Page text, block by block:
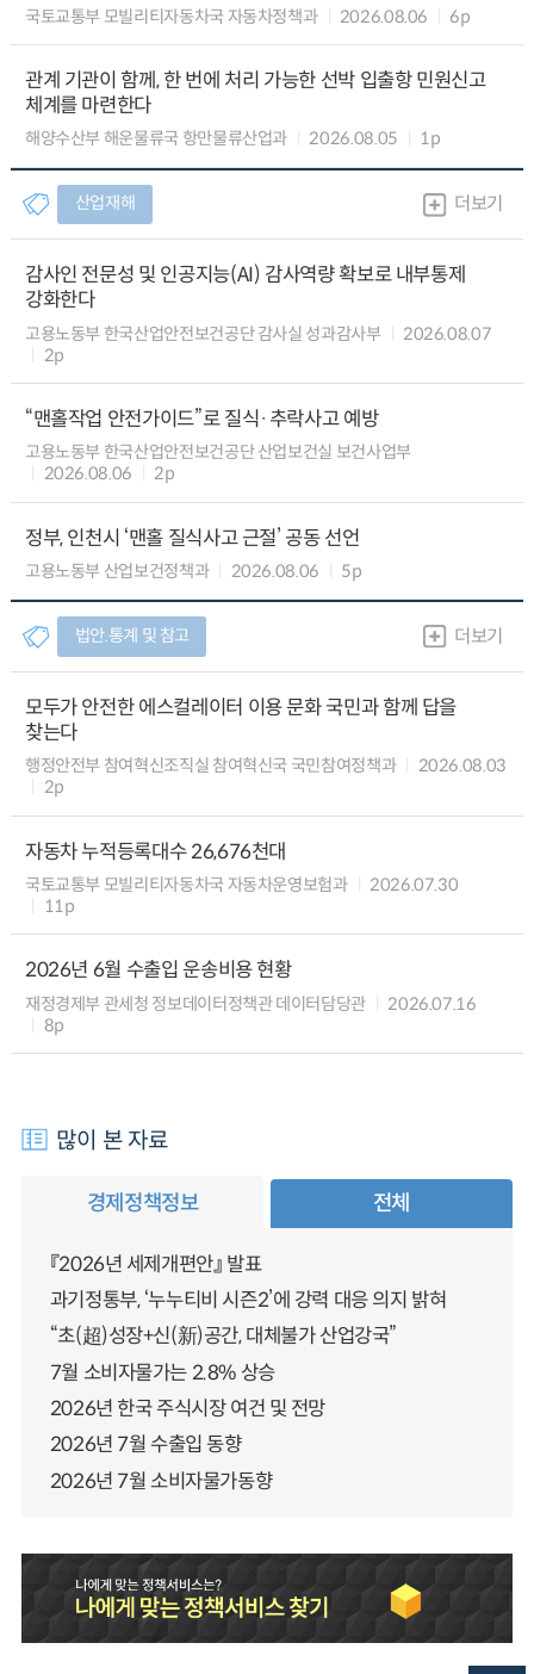
국토교통부 모빌리티자동차국 자동차정책과 2026.08.06 6p
관계 기관이 함께, 한 번에 처리 가능한 선박 입출항 민원신고
체계를 마련한다
해양수산부 해운물류국 항만물류산업과 2026.08.05 1p
산업재해 더보기
감사인 전문성 및 인공지능(AI) 감사역량 확보로 내부통제
강화한다
고용노동부 한국산업안전보건공단 감사실 성과감사부
2026.08.07
2p
“맨홀작업 안전가이드”로 질식·추락사고 예방
고용노동부 한국산업안전보건공단 산업보건실 보건사업부
2026.08.06
2p
정부, 인천시 ‘맨홀 질식사고 근절’ 공동 선언
고용노동부 산업보건정책과 2026.08.06 5p
법안.통계 및 참고 더보기
모두가 안전한 에스컬레이터 이용 문화 국민과 함께 답을
찾는다
행정안전부 참여혁신조직실 참여혁신국 국민참여정책과
2026.08.03
2p
자동차 누적등록대수 26,676천대
국토교통부 모빌리티자동차국 자동차운영보험과
2026.07.30
11p
2026년 6월 수출입 운송비용 현황
재정경제부 관세청 정보데이터정책관 데이터담당관
2026.07.16
8p
많이 본 자료
경제정책정보 전체
『2026년 세제개편안』 발표
과기정통부, ‘누누티비 시즌2’에 강력 대응 의지 밝혀
“초(超)성장+신(新)공간, 대체불가 산업강국”
7월 소비자물가는 2.8% 상승
2026년 한국 주식시장 여건 및 전망
2026년 7월 수출입 동향
2026년 7월 소비자물가동향